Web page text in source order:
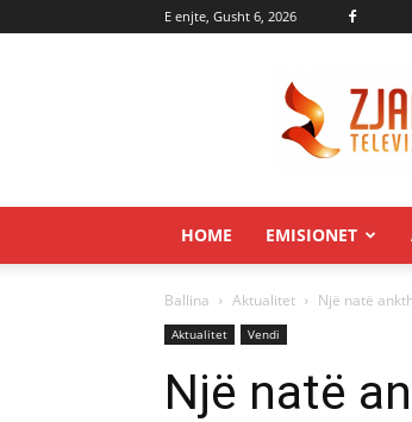
E enjte, Gusht 6, 2026
HOME EMISIONET
Ballina Aktualitet Një natë
Aktualitet Vendi
Një natë